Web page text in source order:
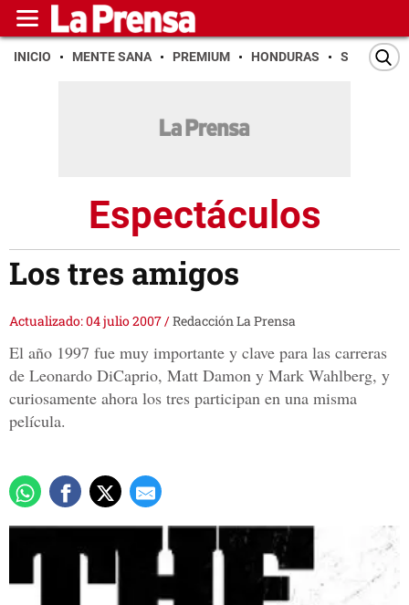
INICIO MENTE SANA PREMIUM HONDURAS SAN PEDRO
Espectáculos
Los tres amigos
Actualizado: 04 julio 2007/Redacción La Prensa
El año 1997 fue muy importante y clave para las carreras
de Leonardo DiCaprio, Matt Damon y Mark Wahlberg, y
curiosamente ahora los tres participan en una misma
película.